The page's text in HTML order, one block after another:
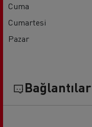
Cuma
Cumartesi
Pazar
Bağlantılar